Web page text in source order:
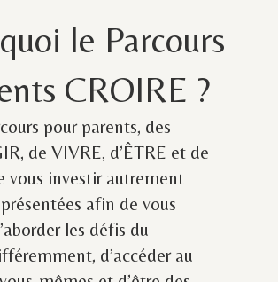
le Parcours
CROIRE ?
pour parents, des
de VIVRE, d’ÊTRE et de
vous investir autrement
afin de vous
les défis du
d’accéder au